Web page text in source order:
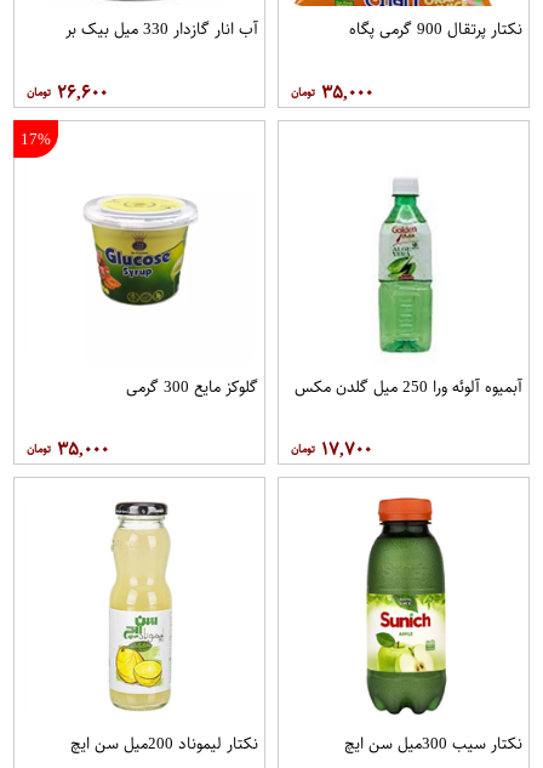
نکتار پرتقال 900 گرمی پگاه
۳۵,۰۰۰
آب انار گازدار 330 میل بیک بر
۲۶,۶۰۰
آبمیوه آلوئه ورا 250 میل گلدن مکس
۱۷,۷۰۰
17%
گلوکز مایع 300 گرمی
۳۵,۰۰۰
نکتار سیب 300میل سن ایچ نکتار لیموناد 200میل سن ایچ